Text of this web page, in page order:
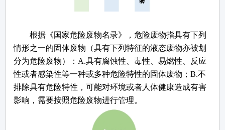
根据《国家危险废物名录》，危险废物指具有下列
情形之一的固体废物（具有下列特征的液态废物亦被划
分为危险废物）： A.具有腐蚀性、毒性、易燃性、反应
性或者感染性等一种或多种危险特性的固体废物；B.不
排除具有危险特性，可能对环境或者人体健康造成有害
影响，需要按照危险废物进行管理。